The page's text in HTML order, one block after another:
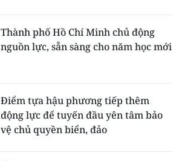
Thành phố Hồ Chí Minh chủ động
nguồn lực, sẵn sàng cho năm học mới
Điểm tựa hậu phương tiếp thêm
động lực để tuyến đầu yên tâm bảo
vệ chủ quyền biển, đảo